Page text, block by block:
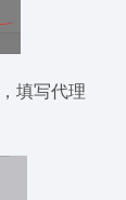
填写代理